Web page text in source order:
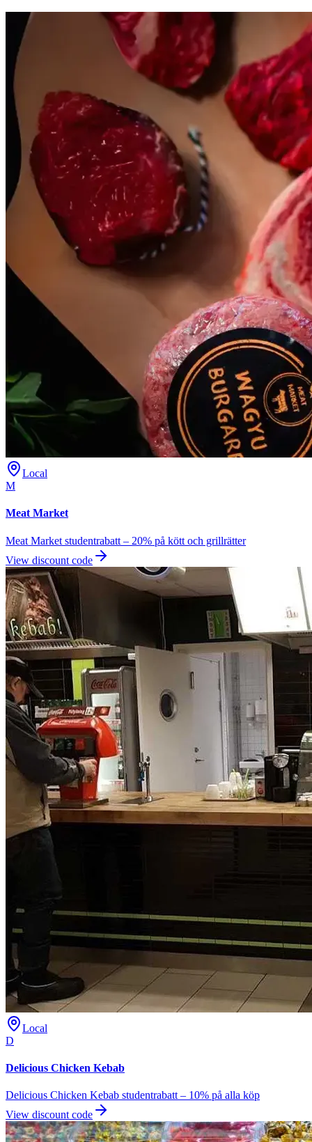
Local
M
Meat Market
Meat Market studentrabatt – 20% på kött och grillrätter
View discount code
Local
D
Delicious Chicken Kebab
Delicious Chicken Kebab studentrabatt – 10% på alla köp
View discount code